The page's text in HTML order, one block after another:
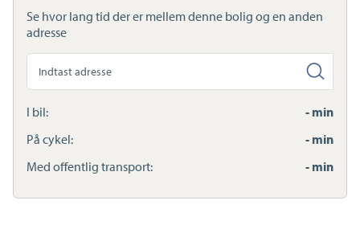
Se hvor lang tid der er mellem denne bolig og en anden
adresse
Søg
anden
adresse
I bil:
- min
På cykel:
- min
Med offentlig transport:
- min
Ladestandere
Lynladere